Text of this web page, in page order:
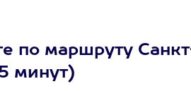
по маршруту
минут)